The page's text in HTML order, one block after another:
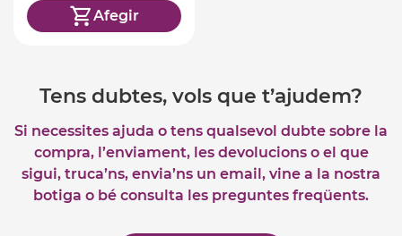
Afegir
Tens dubtes, vols que t’ajudem?
Si necessites ajuda o tens qualsevol dubte sobre la
compra, l’enviament, les devolucions o el que
sigui, truca’ns, envia’ns un email, vine a la nostra
botiga o bé consulta les preguntes freqüents.